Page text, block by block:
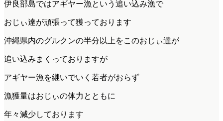
伊良部島ではアギヤー漁という追い込み漁で
おじぃ達が頑張って獲っております
沖縄県内のグルクンの半分以上をこのおじぃ達が
追い込みまくっておりますが
アギヤー漁を継いでいく若者がおらず
漁獲量はおじぃの体力とともに
年々減少しております